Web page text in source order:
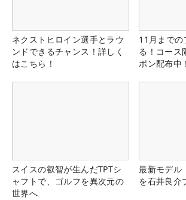
ネクストヒロイン選手とラウ
ンドできるチャンス！詳しく
はこちら！
11月までの
る！コース
ポン配布中！
スイスの叡智が生んだTPTシ
ャフトで、ゴルフを異次元の
世界へ
最新モデル
を石井良介